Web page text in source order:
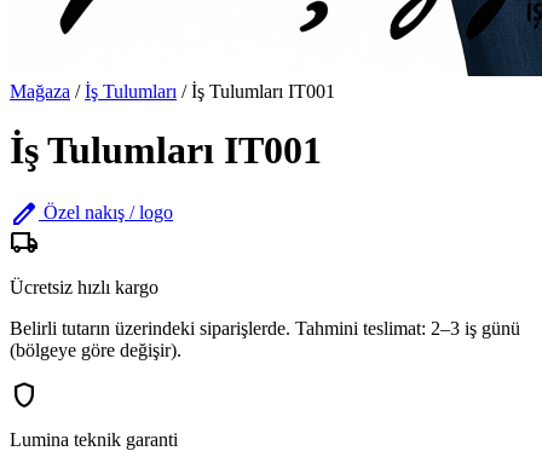
Mağaza / İş Tulumları / İş Tulumları IT001
İş Tulumları IT001
edit Özel nakış / logo
local_shipping
Ücretsiz hızlı kargo
Belirli tutarın üzerindeki siparişlerde. Tahmini teslimat: 2–3 iş günü
(bölgeye göre değişir).
shield
Lumina teknik garanti